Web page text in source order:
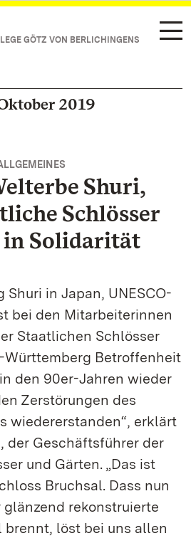
GÖTZ VON BERLICHINGENS
2019
Shuri,
Schlösser
Solidarität
Shuri in Japan, UNESCO-
bei den Mitarbeiterinnen
Staatlichen Schlösser
Württemberg Betroffenheit
den 90er-Jahren wieder
Zerstörungen des
wiedererstanden“, erklärt
der Geschäftsführer der
und Gärten. „Das ist
Bruchsal. Dass nun
rekonstruierte
brennt, löst bei uns allen